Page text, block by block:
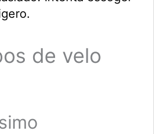
de velo